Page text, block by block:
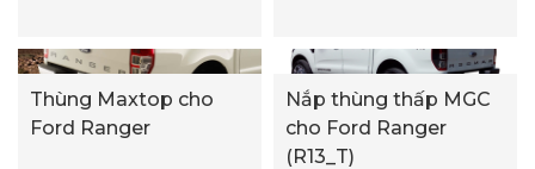
Thùng Maxtop cho
Ford Ranger
Nắp thùng thấp MGC
cho Ford Ranger
(R13_T)